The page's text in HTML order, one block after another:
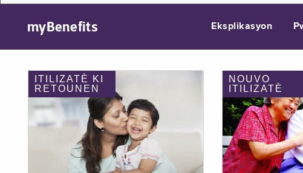
myBenefits Eksplikasyon
ITILIZATÈ KI
RETOUNEN
NOUVO
ITILIZATÈ